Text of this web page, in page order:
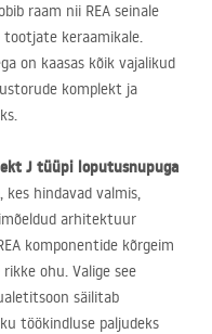
raam nii REA seinale
keraamikale.
on kaasas kõik vajalikud
komplekt ja
J tüüpi loputusnupuga
hindavad valmis,
arhitektuur
komponentide kõrgeim
ohu. Valige see
säilitab
töökindluse paljudeks